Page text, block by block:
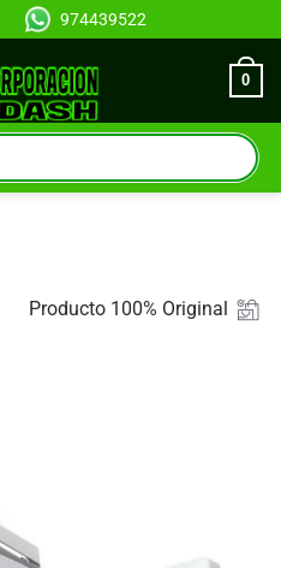
974439522
0
Producto 100% Original